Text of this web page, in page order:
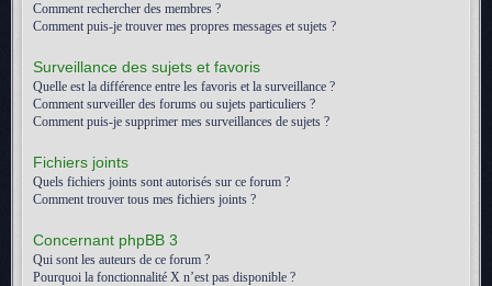
Comment rechercher des membres ?
Comment puis-je trouver mes propres messages et sujets ?
Surveillance des sujets et favoris
Quelle est la différence entre les favoris et la surveillance ?
Comment surveiller des forums ou sujets particuliers ?
Comment puis-je supprimer mes surveillances de sujets ?
Fichiers joints
Quels fichiers joints sont autorisés sur ce forum ?
Comment trouver tous mes fichiers joints ?
Concernant phpBB 3
Qui sont les auteurs de ce forum ?
Pourquoi la fonctionnalité X n’est pas disponible ?